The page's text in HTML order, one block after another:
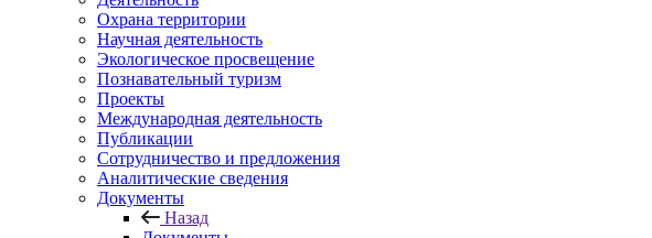
Охрана территории
Научная деятельность
Экологическое просвещение
Познавательный туризм
Проекты
Международная деятельность
Публикации
Сотрудничество и предложения
Аналитические сведения
Документы
Назад